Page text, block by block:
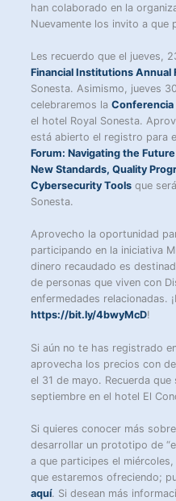
han colaborado en la
Nuevamente los invito a que
Les recuerdo que el jueves,
Financial Institutions Annual
Sonesta. Asimismo, jueves
celebraremos laConferencia
el hotel Royal Sonesta.
está abierto el registro para
Forum: Navigating the
New Standards, Quality
Cybersecurity Tools que
Sonesta.
Aprovecho la oportunidad
participando en la iniciativa
dinero recaudado es
de personas que viven con
enfermedades relacionadas.
https://bit.ly/4bwyMcD!
Si aún no te has registrado
aprovecha los precios con
el 31 de mayo. Recuerda
septiembre en el hotel El
Si quieres conocer más
desarrollar un prototipo de
a que participes el
que estaremos ofreciendo;
aquí. Si desean más